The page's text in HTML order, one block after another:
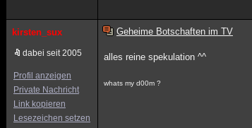
kirsten_sux
dabei seit 2005
Profil anzeigen
Private Nachricht
Link kopieren
Lesezeichen setzen
Geheime Botschaften im TV
alles reine spekulation ^^
whats my d00m ?